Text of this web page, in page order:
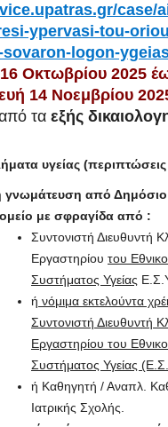
case/
ypervasi-tou-
logon-
Οκτωβρίου 2025
14 Νοεμβρίου
τα εξής
υγείας
γνωμάτευση από Δημόσιο
με σφραγίδα από :
Συντονιστή Διευθυντή
Εργαστηρίου του
Συστήματος Υγείας
ή νόμιμα εκτελούντα
Συντονιστή Διευθυντή
Εργαστηρίου του
Συστήματος Υγείας
ή Καθηγητή / Αναπλ.
Ιατρικής Σχολής.